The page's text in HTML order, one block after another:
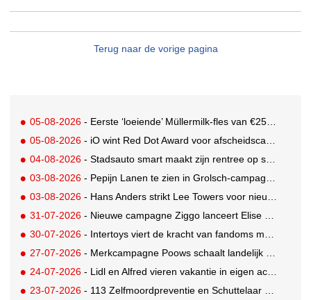
Terug naar de vorige pagina
05-08-2026 - Eerste ‘loeiende’ Müllermilk-fles van €25.000,- gevonden
05-08-2026 - iO wint Red Dot Award voor afscheidscampagne Peter Houtman bij Feyenoord
04-08-2026 - Stadsauto smart maakt zijn rentree op straat met een wereldwijde muurschilderingcampagne
03-08-2026 - Pepijn Lanen te zien in Grolsch-campagne voor nieuwe Grolsch CAL
03-08-2026 - Hans Anders strikt Lee Towers voor nieuwe campagne
31-07-2026 - Nieuwe campagne Ziggo lanceert Elise Schaap als expert over de Nederlandse voetbalbeleving
30-07-2026 - Intertoys viert de kracht van fandoms met nieuwe social media campagne rondom Olivia Rodrigo
27-07-2026 - Merkcampagne Poows schaalt landelijk op met gerichte Out of Home strategie
24-07-2026 - Lidl en Alfred vieren vakantie in eigen achtertuin
23-07-2026 - 113 Zelfmoordpreventie en Schuttelaar & Partners richten bewustwordingscampagne op mannen